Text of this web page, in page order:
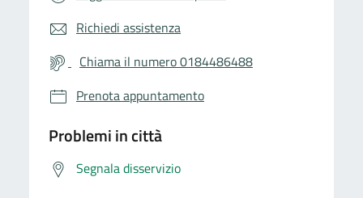
Richiedi assistenza
Chiama il numero 0184486488
Prenota appuntamento
Problemi in città
Segnala disservizio